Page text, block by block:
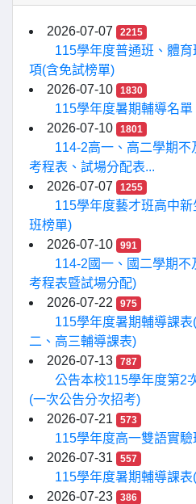
2026-07-07 2215
115學年度普通班、體
項(含免試榜單)
2026-07-10
1830
115學年度暑期輔導名
2026-07-10
1801
114-2高一、高二學期
考程表、試場分配表...
2026-07-07
1255
115學年度藝才班高中
班榜單)
2026-07-10
991
114-2國一、國二學期
考程表暨試場分配)
2026-07-22
975
115學年度暑期輔導課
二、高三輔導課表)
2026-07-13
787
公告本校115學年度第2
(一次公告分次招考)
2026-07-21
573
115學年度高一雙語實
2026-07-31
557
115學年度暑期輔導課
2026-07-23
386